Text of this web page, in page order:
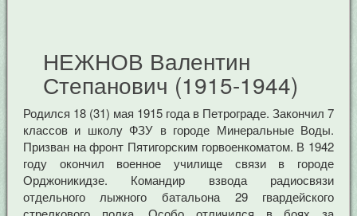
НЕЖНОВ Валентин
Степанович (1915-1944)
Родился 18 (31) мая 1915 года в Петрограде. Закончил 7
классов и школу ФЗУ в городе Минеральные Воды.
Призван на фронт Пятигорским горвоенкоматом. В 1942
году окончил военное училище связи в городе
Орджоникидзе. Командир взвода радиосвязи
отдельного лыжного батальона 29 гвардейского